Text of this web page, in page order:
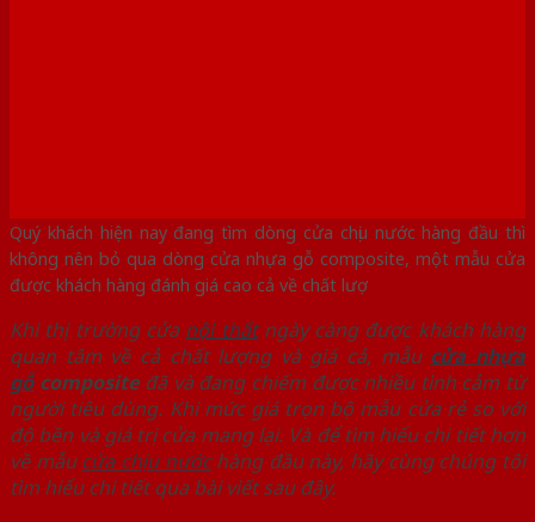
Quý khách hiện nay đang tìm dòng cửa chịu nước hàng đầu thì
không nên bỏ qua dòng cửa nhựa gỗ composite, một mẫu cửa
được khách hàng đánh giá cao cả về chất lượ
Khi thị trường cửa nội thấtngày càng được khách hàng
quan tâm về cả chất lượng và giá cả, mẫu cửa nhựa
gỗcompositeđã và đang chiếm được nhiều tình cảm từ
người tiêu dùng. Khi mức giá trọn bộ mẫu cửa rẻ so với
độ bền và giá trị cửa mang lại. Và để tìm hiểu chi tiết hơn
về mẫucửa chịu nướchàng đầu này, hãy cùng chúng tôi
tìm hiểu chi tiết qua bài viết sau đây.